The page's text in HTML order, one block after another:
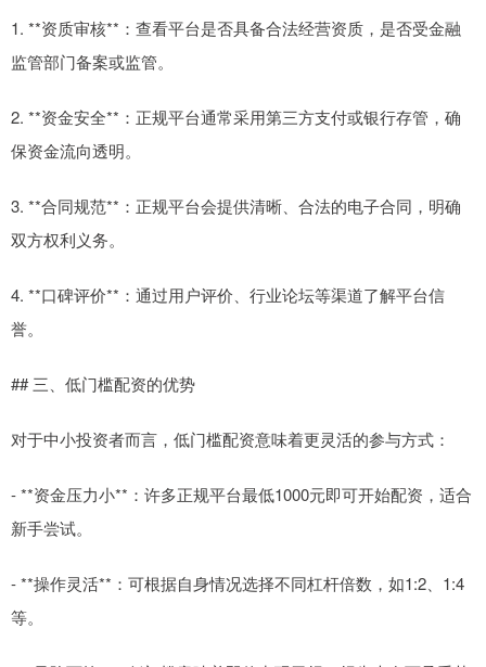
1. **资质审核**：查看平台是否具备合法经营资质，是否受金融
监管部门备案或监管。
2. **资金安全**：正规平台通常采用第三方支付或银行存管，确
保资金流向透明。
3. **合同规范**：正规平台会提供清晰、合法的电子合同，明确
双方权利义务。
4. **口碑评价**：通过用户评价、行业论坛等渠道了解平台信
誉。
## 三、低门槛配资的优势
对于中小投资者而言，低门槛配资意味着更灵活的参与方式：
- **资金压力小**：许多正规平台最低1000元即可开始配资，适合
新手尝试。
- **操作灵活**：可根据自身情况选择不同杠杆倍数，如1:2、1:4
等。